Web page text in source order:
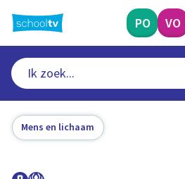
naar
hoofdinhoud
PO VO
Mens en lichaam